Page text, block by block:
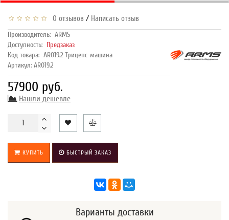
0 отзывов / Написать отзыв
Производитель: ARMS
Доступность: Предзаказ
Код товара: AR019.2 Трицепс-машина
Артикул: AR019.2
57900 руб.
Нашли дешевле
КУПИТЬ БЫСТРЫЙ ЗАКАЗ
Варианты доставки